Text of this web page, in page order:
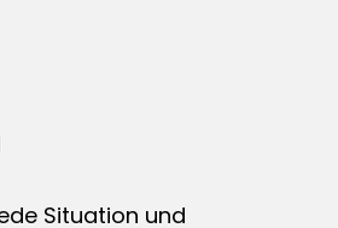
Situation und